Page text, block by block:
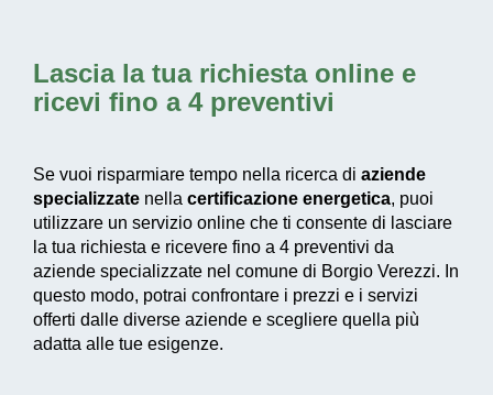
Lascia la tua richiesta online e
ricevi fino a 4 preventivi
Se vuoi risparmiare tempo nella ricerca di aziende
specializzate nella certificazione energetica, puoi
utilizzare un servizio online che ti consente di lasciare
la tua richiesta e ricevere fino a 4 preventivi da
aziende specializzate nel comune di Borgio Verezzi. In
questo modo, potrai confrontare i prezzi e i servizi
offerti dalle diverse aziende e scegliere quella più
adatta alle tue esigenze.